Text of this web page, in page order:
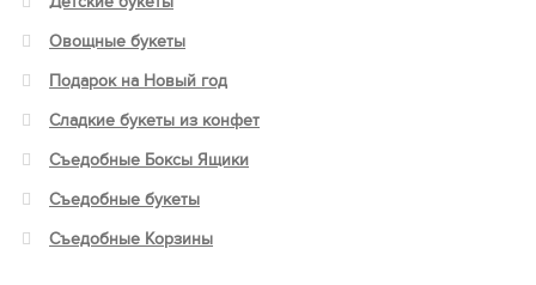
Овощные букеты
Подарок на Новый год
Сладкие букеты из конфет
Съедобные Боксы Ящики
Съедобные букеты
Съедобные Корзины